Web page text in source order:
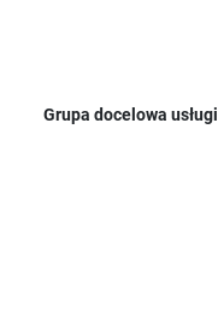
Grupa docelowa usługi